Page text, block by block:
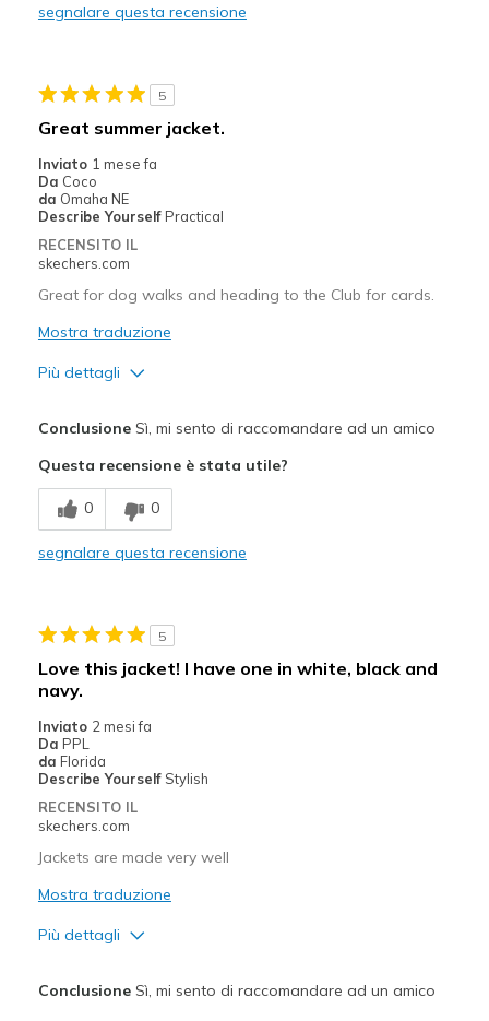
Travel
Sizing
segnalare questa recensione
5
Great summer jacket.
Inviato 1 mese fa
Da Coco
da Omaha NE
Describe Yourself Practical
RECENSITO IL
skechers.com
Great for dog walks and heading to the Club for cards.
Mostra traduzione
Più dettagli
Comfortable
Stylish
Going Out
Travel
Sizing
ConclusioneSì, mi sento di raccomandare ad un amico
Questa recensione è stata utile?
0 0
segnalare questa recensione
5
Love this jacket! I have one in white, black and
navy.
Inviato 2 mesi fa
Da PPL
da Florida
Describe Yourself Stylish
RECENSITO IL
skechers.com
Jackets are made very well
Mostra traduzione
Più dettagli
ConclusioneSì, mi sento di raccomandare ad un amico